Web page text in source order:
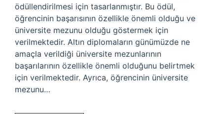
ödüllendirilmesi için tasarlanmıştır. Bu ödül,
öğrencinin başarısının özellikle önemli olduğu ve
üniversite mezunu olduğu göstermek için
verilmektedir. Altın diplomaların günümüzde ne
amaçla verildiği üniversite mezunlarının
başarılarının özellikle önemli olduğunu belirtmek
için verilmektedir. Ayrıca, öğrencinin üniversite
mezunu…